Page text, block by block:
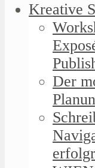
Kreative
Der